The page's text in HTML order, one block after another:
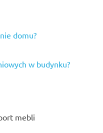
domu?
w budynku?
mebli